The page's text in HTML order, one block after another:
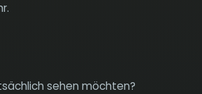
sehen möchten?